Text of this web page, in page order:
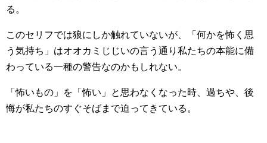
る。
このセリフでは狼にしか触れていないが、「何かを怖く思
う気持ち」はオオカミじじいの言う通り私たちの本能に備
わっている一種の警告なのかもしれない。
「怖いもの」を「怖い」と思わなくなった時、過ちや、後
悔が私たちのすぐそばまで迫ってきている。